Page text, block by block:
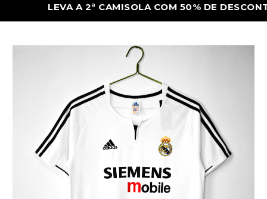
LEVA A 2ª CAMISOLA COM 50% DE DESCONTO